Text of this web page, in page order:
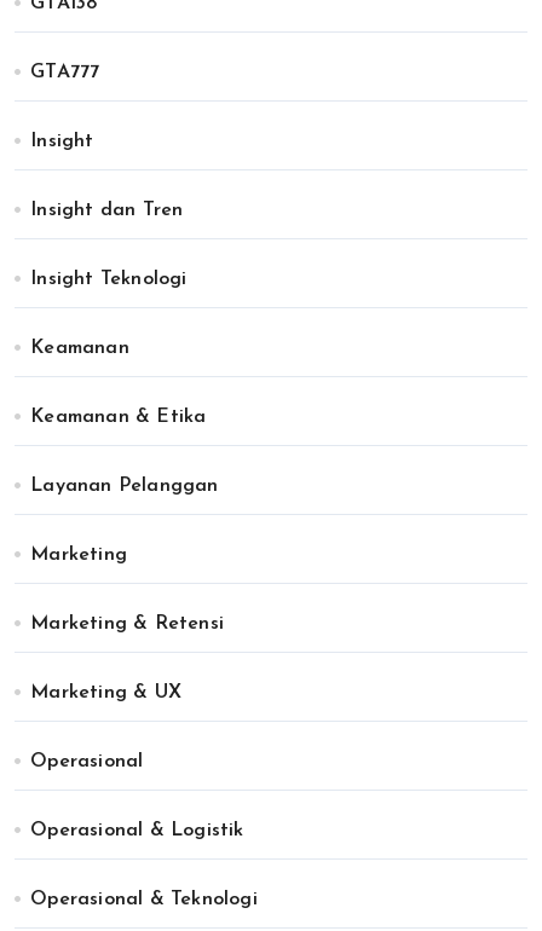
GTA777
Insight
Insight dan Tren
Insight Teknologi
Keamanan
Keamanan & Etika
Layanan Pelanggan
Marketing
Marketing & Retensi
Marketing & UX
Operasional
Operasional & Logistik
Operasional & Teknologi